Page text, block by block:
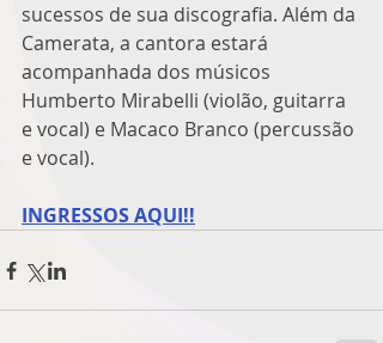
sucessos de sua discografia. Além da
Camerata, a cantora estará
acompanhada dos músicos
Humberto Mirabelli (violão, guitarra
e vocal) e Macaco Branco (percussão
e vocal).
INGRESSOS AQUI!!